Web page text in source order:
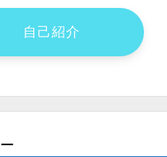
自己紹介